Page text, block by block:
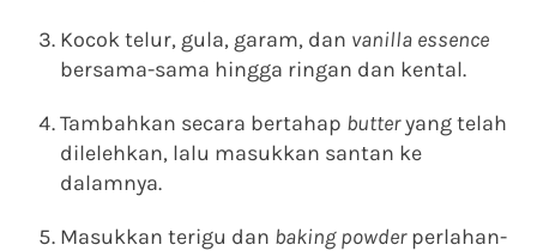
Kocok telur, gula, garam, dan vanilla essence
bersama-sama hingga ringan dan kental.
Tambahkan secara bertahap butteryang telah
dilelehkan, lalu masukkan santan ke
dalamnya.
Masukkan terigu dan baking powderperlahan-